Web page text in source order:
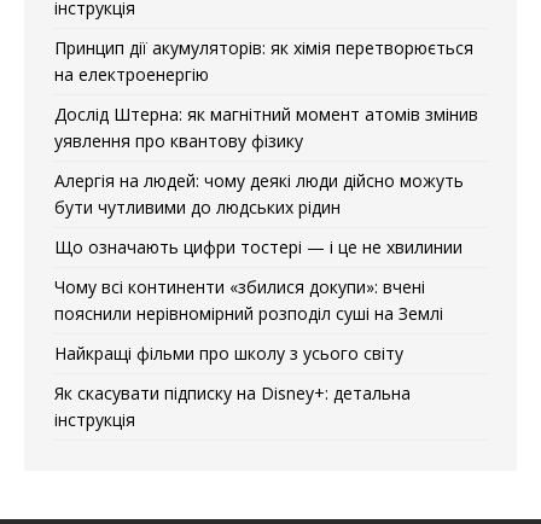
інструкція
Принцип дії акумуляторів: як хімія перетворюється
на електроенергію
Дослід Штерна: як магнітний момент атомів змінив
уявлення про квантову фізику
Алергія на людей: чому деякі люди дійсно можуть
бути чутливими до людських рідин
Що означають цифри тостері — і це не хвилинии
Чому всі континенти «збилися докупи»: вчені
пояснили нерівномірний розподіл суші на Землі
Найкращі фільми про школу з усього світу
Як скасувати підписку на Disney+: детальна
інструкція